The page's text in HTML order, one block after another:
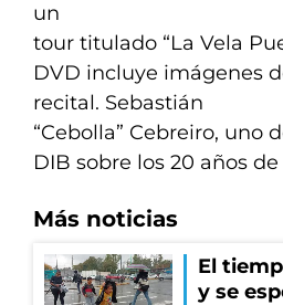
un
tour titulado “La Vela
DVD incluye imágenes
recital. Sebastián
“Cebolla” Cebreiro, uno
DIB sobre los 20 años
Más noticias
El
y se